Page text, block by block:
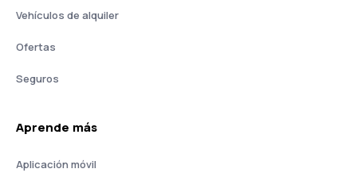
Vehículos de alquiler
Ofertas
Seguros
Aprende más
Aplicación móvil